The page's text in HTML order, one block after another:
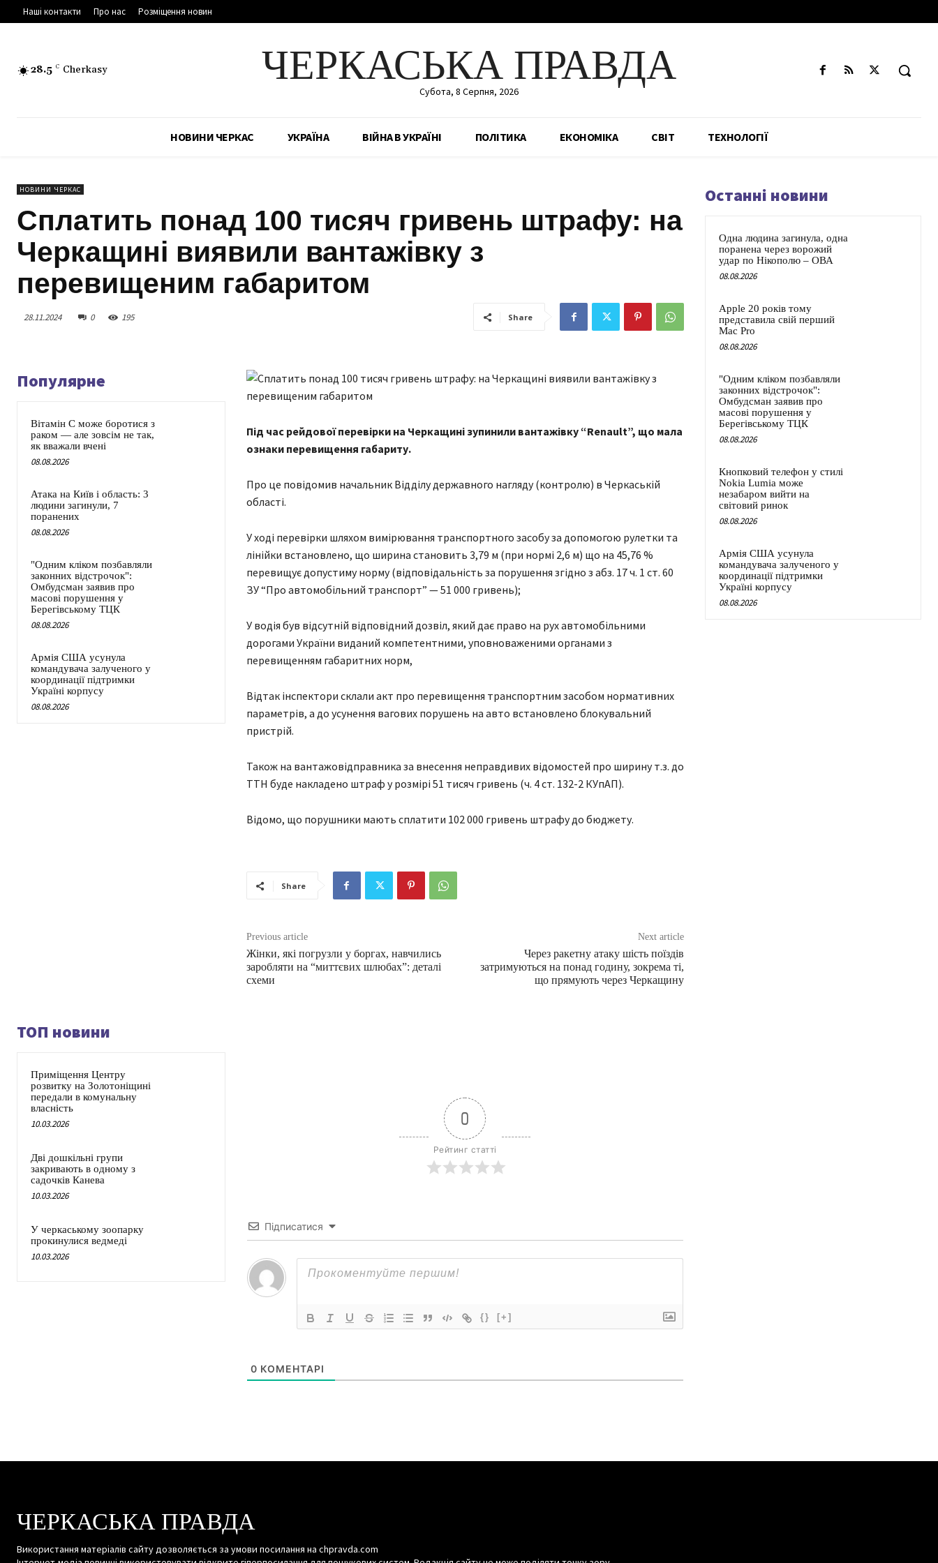
Наші контакти Про нас Розміщення новин
28.5 C Cherkasy ЧЕРКАСЬКА ПРАВДА
Субота, 8 Серпня, 2026
НОВИНИ ЧЕРКАС УКРАЇНА ВІЙНА В УКРАЇНІ ПОЛІТИКА ЕКОНОМІКА СВІТ ТЕХНОЛОГІЇ
НОВИНИ ЧЕРКАС
Сплатить понад 100 тисяч гривень штрафу: на
Черкащині виявили вантажівку з
перевищеним габаритом
28.11.2024 0 195 Share
Популярне
Вітамін C може боротися з
раком — але зовсім не так,
як вважали вчені
08.08.2026
Атака на Київ і область: 3
людини загинули, 7
поранених
08.08.2026
"Одним кліком позбавляли
законних відстрочок":
Омбудсман заявив про
масові порушення у
Берегівському ТЦК
08.08.2026
Армія США усунула
командувача залученого у
координації підтримки
Україні корпусу
08.08.2026
Під час рейдової перевірки на Черкащині зупинили вантажівку “Renault”, що мала
ознаки перевищення габариту.
Про це повідомив начальник Відділу державного нагляду (контролю) в Черкаській
області.
У ході перевірки шляхом вимірювання транспортного засобу за допомогою рулетки та
лінійки встановлено, що ширина становить 3,79 м (при нормі 2,6 м) що на 45,76 %
перевищує допустиму норму (відповідальність за порушення згідно з абз. 17 ч. 1 ст. 60
ЗУ “Про автомобільний транспорт” — 51 000 гривень);
У водія був відсутній відповідний дозвіл, який дає право на рух автомобільними
дорогами України виданий компетентними, уповноваженими органами з
перевищенням габаритних норм,
Відтак інспектори склали акт про перевищення транспортним засобом нормативних
параметрів, а до усунення вагових порушень на авто встановлено блокувальний
пристрій.
Також на вантажовідправника за внесення неправдивих відомостей про ширину т.з. до
ТТН буде накладено штраф у розмірі 51 тисяч гривень (ч. 4 ст. 132-2 КУпАП).
Відомо, що порушники мають сплатити 102 000 гривень штрафу до бюджету.
Share
Previous article
Жінки, які погрузли у боргах, навчились
заробляти на “миттєвих шлюбах”: деталі
схеми
Next article
Через ракетну атаку шість поїздів
затримуються на понад годину, зокрема ті,
що прямують через Черкащину
ТОП новини
Приміщення Центру
розвитку на Золотоніщині
передали в комунальну
власність
10.03.2026
Дві дошкільні групи
закривають в одному з
садочків Канева
10.03.2026
У черкаському зоопарку
прокинулися ведмеді
10.03.2026
0
Рейтинг статті
Підписатися
{} [+]
0 КОМЕНТАРІ
Останні новини
Одна людина загинула, одна
поранена через ворожий
удар по Нікополю – ОВА
08.08.2026
Apple 20 років тому
представила свій перший
Mac Pro
08.08.2026
"Одним кліком позбавляли
законних відстрочок":
Омбудсман заявив про
масові порушення у
Берегівському ТЦК
08.08.2026
Кнопковий телефон у стилі
Nokia Lumia може
незабаром вийти на
світовий ринок
08.08.2026
Армія США усунула
командувача залученого у
координації підтримки
Україні корпусу
08.08.2026
ЧЕРКАСЬКА ПРАВДА
Використання матеріалів сайту дозволяється за умови посилання на chpravda.com